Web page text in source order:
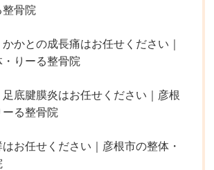
骨院
かとの成長痛はお任せください｜
りーる整骨院
足底腱膜炎はお任せください｜彦根
る整骨院
お任せください｜彦根市の整体・